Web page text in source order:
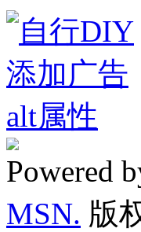
Powered
MSN. 版